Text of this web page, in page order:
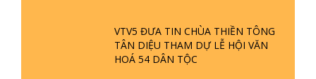
VTV5 ĐƯA TIN CHÙA THIỀN TÔNG
TÂN DIỆU THAM DỰ LỄ HỘI VĂN
HOÁ 54 DÂN TỘC